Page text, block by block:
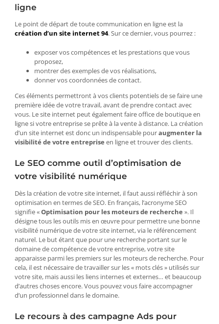
ligne
Le point de départ de toute communication en ligne est la
création d’un site internet 94. Sur ce dernier, vous pourrez :
exposer vos compétences et les prestations que vous
proposez,
montrer des exemples de vos réalisations,
donner vos coordonnées de contact.
Ces éléments permettront à vos clients potentiels de se faire une
première idée de votre travail, avant de prendre contact avec
vous. Le site internet peut également faire office de boutique en
ligne si votre entreprise se prête à la vente à distance. La création
d’un site internet est donc un indispensable pouraugmenter la
visibilité de votre entreprise en ligne et trouver des clients.
Le SEO comme outil d’optimisation de
votre visibilité numérique
Dès la création de votre site internet, il faut aussi réfléchir à son
optimisation en termes de SEO. En français, l’acronyme SEO
signifie «Optimisation pour les moteurs de recherche ». Il
désigne tous les outils mis en œuvre pour permettre une bonne
visibilité numérique de votre site internet, via le référencement
naturel. Le but étant que pour une recherche portant sur le
domaine de compétence de votre entreprise, votre site
apparaisse parmi les premiers sur les moteurs de recherche. Pour
cela, il est nécessaire de travailler sur les « mots clés » utilisés sur
votre site, mais aussi les liens internes et externes… et beaucoup
d’autres choses encore. Vous pouvez vous faire accompagner
d’un professionnel dans le domaine.
Le recours à des campagne Ads pour